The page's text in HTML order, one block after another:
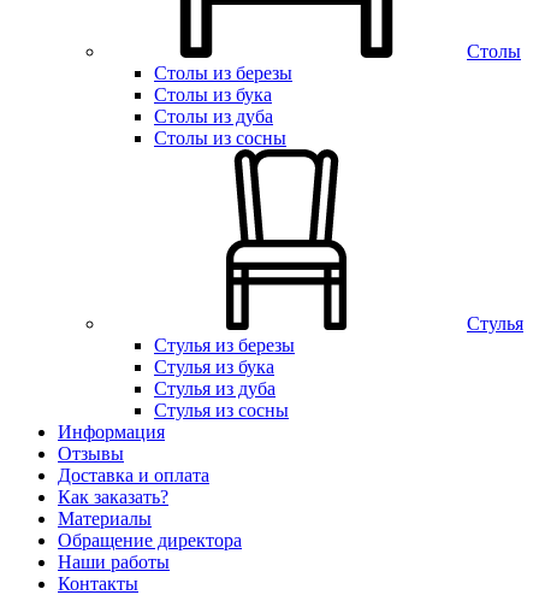
Столы
Столы из березы
Столы из бука
Столы из дуба
Столы из сосны
Стулья
Стулья из березы
Стулья из бука
Стулья из дуба
Стулья из сосны
Информация
Отзывы
Доставка и оплата
Как заказать?
Материалы
Обращение директора
Наши работы
Контакты